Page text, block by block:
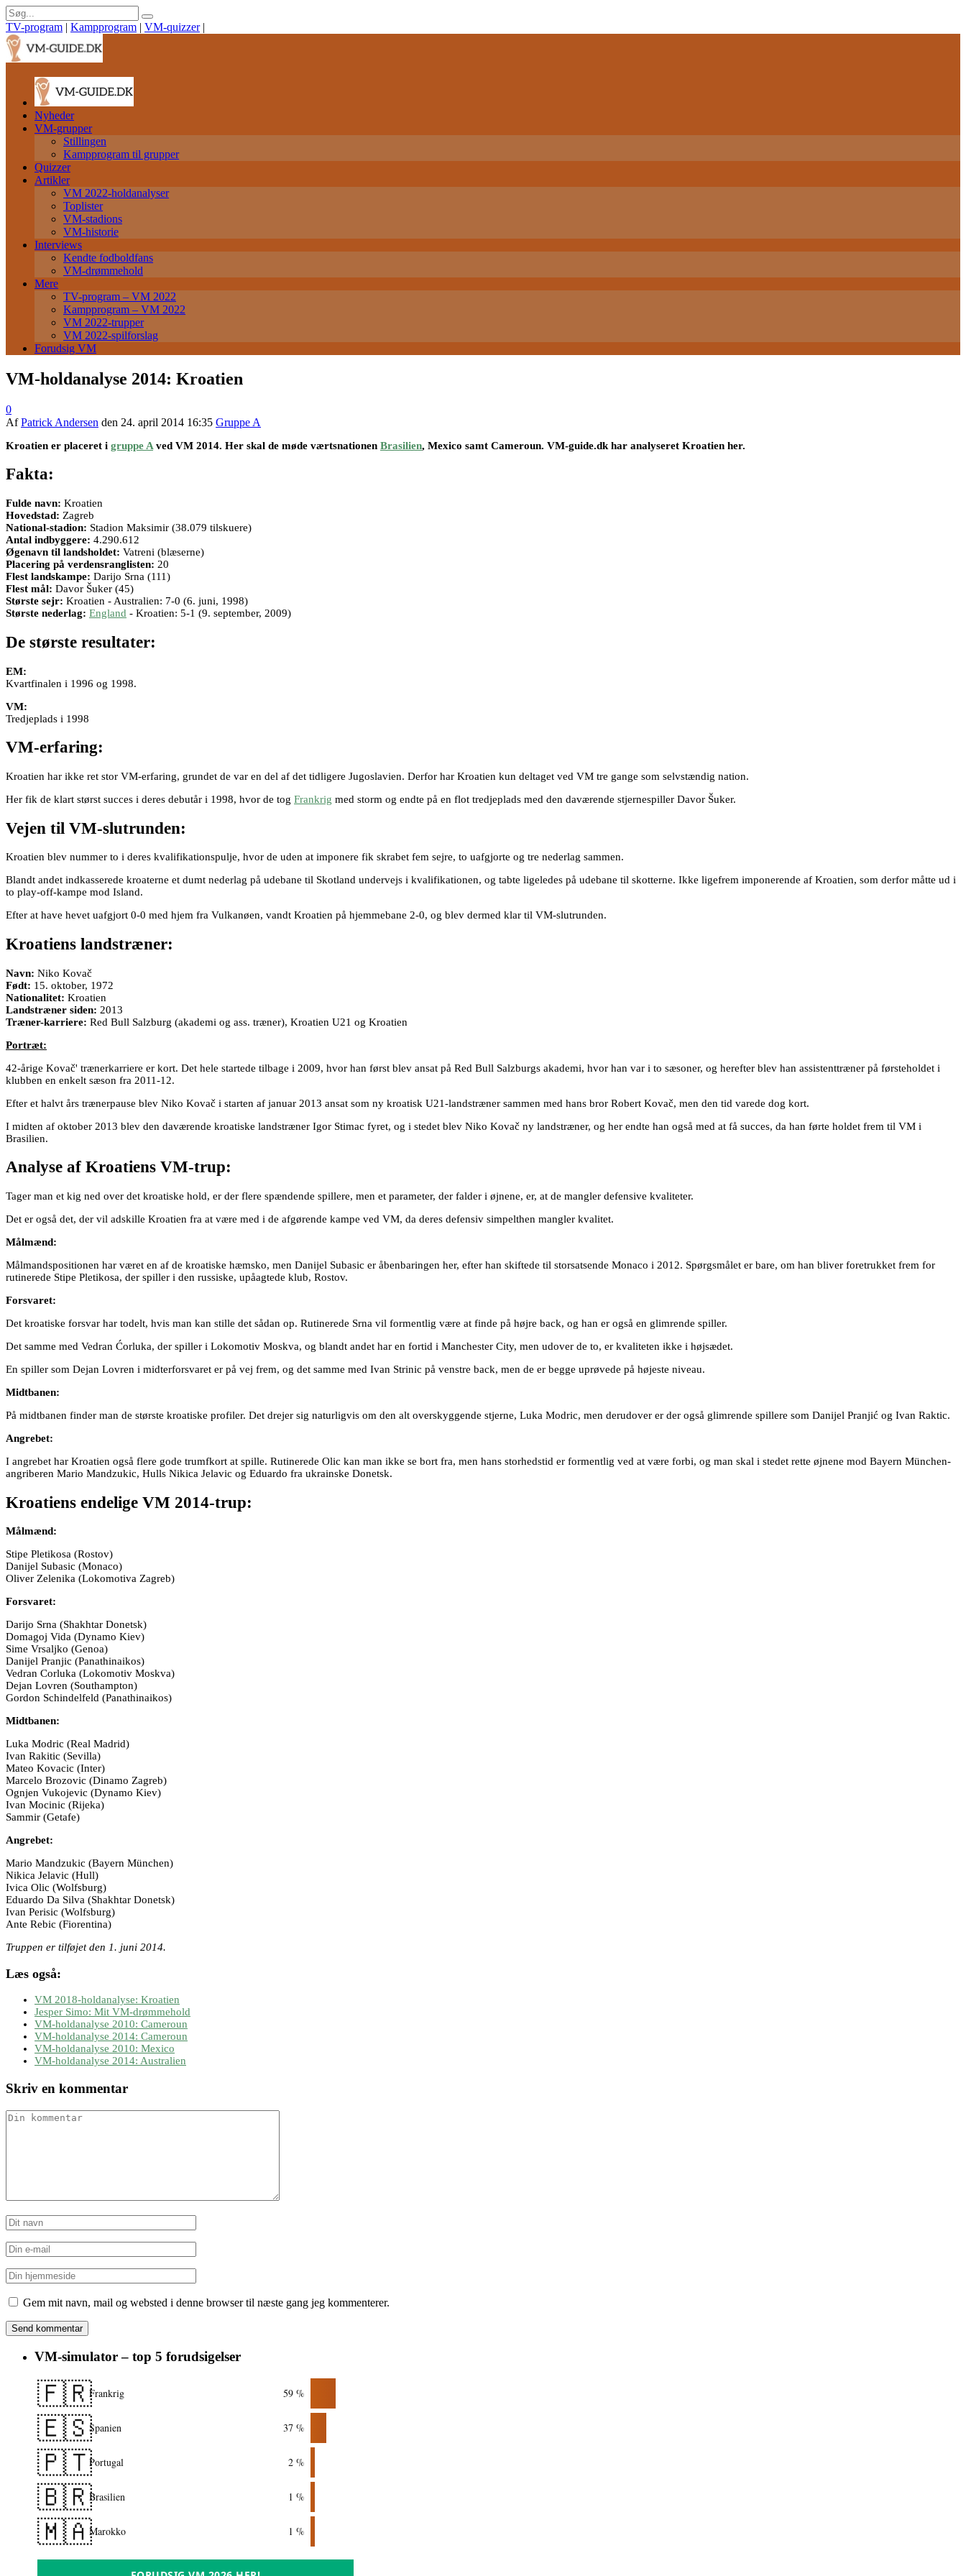
TV-program | Kampprogram | VM-quizzer |
Nyheder
VM-grupper
Stillingen
Kampprogram til grupper
Quizzer
Artikler
VM 2022-holdanalyser
Toplister
VM-stadions
VM-historie
Interviews
Kendte fodboldfans
VM-drømmehold
Mere
TV-program – VM 2022
Kampprogram – VM 2022
VM 2022-trupper
VM 2022-spilforslag
Forudsig VM
VM-holdanalyse 2014: Kroatien
0
AfPatrick Andersen den 24. april 2014 16:35 Gruppe A
Kroatien er placeret i gruppe A ved VM 2014. Her skal de møde værtsnationen Brasilien, Mexico samt Cameroun. VM-guide.dk har analyseret Kroatien her.
Fakta:
Fulde navn: Kroatien
Hovedstad: Zagreb
National-stadion: Stadion Maksimir (38.079 tilskuere)
Antal indbyggere: 4.290.612
Øgenavn til landsholdet: Vatreni (blæserne)
Placering på verdensranglisten: 20
Flest landskampe: Darijo Srna (111)
Flest mål: Davor Šuker (45)
Største sejr: Kroatien - Australien: 7-0 (6. juni, 1998)
Største nederlag: England - Kroatien: 5-1 (9. september, 2009)
De største resultater:
EM:
Kvartfinalen i 1996 og 1998.
VM:
Tredjeplads i 1998
VM-erfaring:
Kroatien har ikke ret stor VM-erfaring, grundet de var en del af det tidligere Jugoslavien. Derfor har Kroatien kun deltaget ved VM tre gange som selvstændig nation.
Her fik de klart størst succes i deres debutår i 1998, hvor de tog Frankrig med storm og endte på en flot tredjeplads med den daværende stjernespiller Davor Šuker.
Vejen til VM-slutrunden:
Kroatien blev nummer to i deres kvalifikationspulje, hvor de uden at imponere fik skrabet fem sejre, to uafgjorte og tre nederlag sammen.
Blandt andet indkasserede kroaterne et dumt nederlag på udebane til Skotland undervejs i kvalifikationen, og tabte ligeledes på udebane til skotterne. Ikke ligefrem imponerende af Kroatien, som derfor måtte ud i
to play-off-kampe mod Island.
Efter at have hevet uafgjort 0-0 med hjem fra Vulkanøen, vandt Kroatien på hjemmebane 2-0, og blev dermed klar til VM-slutrunden.
Kroatiens landstræner:
Navn: Niko Kovač
Født: 15. oktober, 1972
Nationalitet: Kroatien
Landstræner siden: 2013
Træner-karriere: Red Bull Salzburg (akademi og ass. træner), Kroatien U21 og Kroatien
Portræt:
42-årige Kovač' trænerkarriere er kort. Det hele startede tilbage i 2009, hvor han først blev ansat på Red Bull Salzburgs akademi, hvor han var i to sæsoner, og herefter blev han assistenttræner på førsteholdet i
klubben en enkelt sæson fra 2011-12.
Efter et halvt års trænerpause blev Niko Kovač i starten af januar 2013 ansat som ny kroatisk U21-landstræner sammen med hans bror Robert Kovač, men den tid varede dog kort.
I midten af oktober 2013 blev den daværende kroatiske landstræner Igor Stimac fyret, og i stedet blev Niko Kovač ny landstræner, og her endte han også med at få succes, da han førte holdet frem til VM i
Brasilien.
Analyse af Kroatiens VM-trup:
Tager man et kig ned over det kroatiske hold, er der flere spændende spillere, men et parameter, der falder i øjnene, er, at de mangler defensive kvaliteter.
Det er også det, der vil adskille Kroatien fra at være med i de afgørende kampe ved VM, da deres defensiv simpelthen mangler kvalitet.
Målmænd:
Målmandspositionen har været en af de kroatiske hæmsko, men Danijel Subasic er åbenbaringen her, efter han skiftede til storsatsende Monaco i 2012. Spørgsmålet er bare, om han bliver foretrukket frem for
rutinerede Stipe Pletikosa, der spiller i den russiske, upåagtede klub, Rostov.
Forsvaret:
Det kroatiske forsvar har todelt, hvis man kan stille det sådan op. Rutinerede Srna vil formentlig være at finde på højre back, og han er også en glimrende spiller.
Det samme med Vedran Ćorluka, der spiller i Lokomotiv Moskva, og blandt andet har en fortid i Manchester City, men udover de to, er kvaliteten ikke i højsædet.
En spiller som Dejan Lovren i midterforsvaret er på vej frem, og det samme med Ivan Strinic på venstre back, men de er begge uprøvede på højeste niveau.
Midtbanen:
På midtbanen finder man de største kroatiske profiler. Det drejer sig naturligvis om den alt overskyggende stjerne, Luka Modric, men derudover er der også glimrende spillere som Danijel Pranjić og Ivan Raktic.
Angrebet:
I angrebet har Kroatien også flere gode trumfkort at spille. Rutinerede Olic kan man ikke se bort fra, men hans storhedstid er formentlig ved at være forbi, og man skal i stedet rette øjnene mod Bayern München-
angriberen Mario Mandzukic, Hulls Nikica Jelavic og Eduardo fra ukrainske Donetsk.
Kroatiens endelige VM 2014-trup:
Målmænd:
Stipe Pletikosa (Rostov)
Danijel Subasic (Monaco)
Oliver Zelenika (Lokomotiva Zagreb)
Forsvaret:
Darijo Srna (Shakhtar Donetsk)
Domagoj Vida (Dynamo Kiev)
Sime Vrsaljko (Genoa)
Danijel Pranjic (Panathinaikos)
Vedran Corluka (Lokomotiv Moskva)
Dejan Lovren (Southampton)
Gordon Schindelfeld (Panathinaikos)
Midtbanen:
Luka Modric (Real Madrid)
Ivan Rakitic (Sevilla)
Mateo Kovacic (Inter)
Marcelo Brozovic (Dinamo Zagreb)
Ognjen Vukojevic (Dynamo Kiev)
Ivan Mocinic (Rijeka)
Sammir (Getafe)
Angrebet:
Mario Mandzukic (Bayern München)
Nikica Jelavic (Hull)
Ivica Olic (Wolfsburg)
Eduardo Da Silva (Shakhtar Donetsk)
Ivan Perisic (Wolfsburg)
Ante Rebic (Fiorentina)
Truppen er tilføjet den 1. juni 2014.
Læs også:
VM 2018-holdanalyse: Kroatien
Jesper Simo: Mit VM-drømmehold
VM-holdanalyse 2010: Cameroun
VM-holdanalyse 2014: Cameroun
VM-holdanalyse 2010: Mexico
VM-holdanalyse 2014: Australien
Skriv en kommentar
Gem mit navn, mail og websted i denne browser til næste gang jeg kommenterer.
VM-simulator – top 5 forudsigelser
🇫🇷Frankrig 59 %
🇪🇸Spanien 37 %
🇵🇹Portugal 2 %
🇧🇷Brasilien 1 %
🇲🇦Marokko 1 %